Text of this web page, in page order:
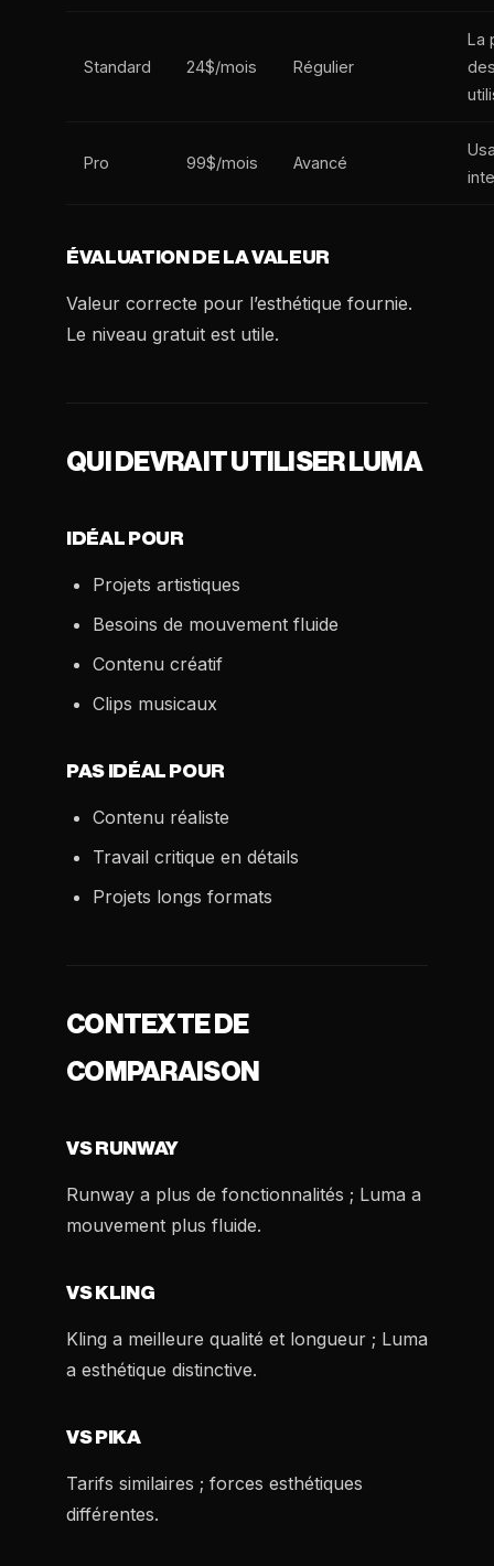
Standard 24$/mois Régulier
La
Pro 99$/mois Avancé
ÉVALUATION DE LA VALEUR
Valeur correcte pour l’esthétique fournie.
Le niveau gratuit est utile.
QUI DEVRAIT UTILISER LUMA
IDÉAL POUR
Projets artistiques
Besoins de mouvement fluide
Contenu créatif
Clips musicaux
PAS IDÉAL POUR
Contenu réaliste
Travail critique en détails
Projets longs formats
CONTEXTE DE
COMPARAISON
VS RUNWAY
Runway a plus de fonctionnalités ; Luma a
mouvement plus fluide.
VS KLING
Kling a meilleure qualité et longueur ; Luma
a esthétique distinctive.
VS PIKA
Tarifs similaires ; forces esthétiques
différentes.